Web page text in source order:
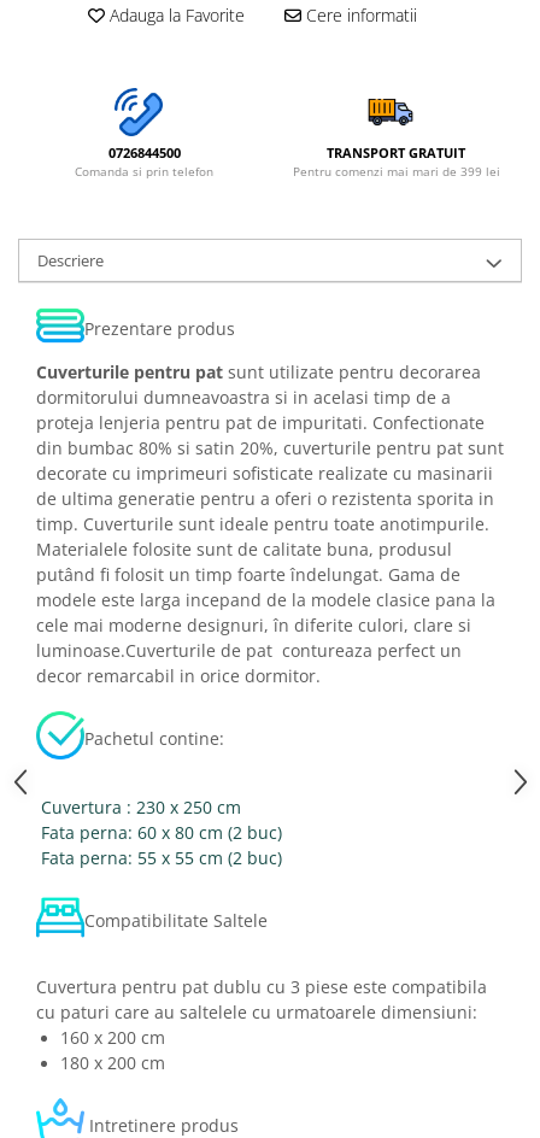
Adauga la Favorite Cere informatii
0726844500
Comanda si prin telefon
TRANSPORT GRATUIT
Pentru comenzi mai mari de 399 lei
Descriere
Prezentare produs
Cuverturile pentru pat sunt utilizate pentru decorarea
dormitorului dumneavoastra si in acelasi timp de a
proteja lenjeria pentru pat de impuritati. Confectionate
din bumbac 80% si satin 20%, cuverturile pentru pat sunt
decorate cu imprimeuri sofisticate realizate cu masinarii
de ultima generatie pentru a oferi o rezistenta sporita in
timp. Cuverturile sunt ideale pentru toate anotimpurile.
Materialele folosite sunt de calitate buna, produsul
putând fi folosit un timp foarte îndelungat. Gama de
modele este larga incepand de la modele clasice pana la
cele mai moderne designuri, în diferite culori, clare si
luminoase.Cuverturile de pat contureaza perfect un
decor remarcabil in orice dormitor.
Pachetul contine:
Cuvertura : 230 x 250 cm
Fata perna: 60 x 80 cm (2 buc)
Fata perna: 55 x 55 cm (2 buc)
Compatibilitate Saltele
Cuvertura pentru pat dublu cu 3 piese este compatibila
cu paturi care au saltelele cu urmatoarele dimensiuni:
160 x 200 cm
180 x 200 cm
Intretinere produs